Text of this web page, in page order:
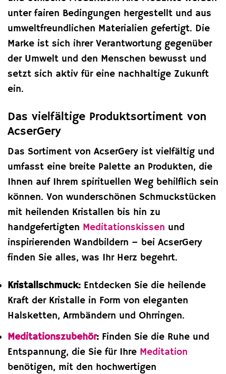
unter fairen Bedingungen hergestellt und aus
umweltfreundlichen Materialien gefertigt. Die
Marke ist sich ihrer Verantwortung gegenüber
der Umwelt und den Menschen bewusst und
setzt sich aktiv für eine nachhaltige Zukunft
ein.
Das vielfältige Produktsortiment von
AcserGery
Das Sortiment von AcserGery ist vielfältig und
umfasst eine breite Palette an Produkten, die
Ihnen auf Ihrem spirituellen Weg behilflich sein
können. Von wunderschönen Schmuckstücken
mit heilenden Kristallen bis hin zu
handgefertigten Meditationskissen und
inspirierenden Wandbildern – bei AcserGery
finden Sie alles, was Ihr Herz begehrt.
Kristallschmuck: Entdecken Sie die heilende
Kraft der Kristalle in Form von eleganten
Halsketten, Armbändern und Ohrringen.
Meditationszubehör: Finden Sie die Ruhe und
Entspannung, die Sie für Ihre Meditation
benötigen, mit den hochwertigen